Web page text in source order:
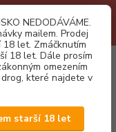
Firemní zájemci o naše
cestou. Děkujeme!
NEDODÁVÁME.
mailem. Prodej
let. Zmáčknutím
18 let. Dále prosím
omezením
které najdete v
starší 18 let
Menu
0
za0,00 Kč